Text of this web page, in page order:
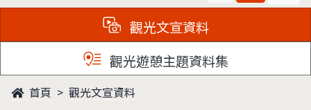
觀光文宣資料
觀光遊憩主題資料集
首頁 觀光文宣資料